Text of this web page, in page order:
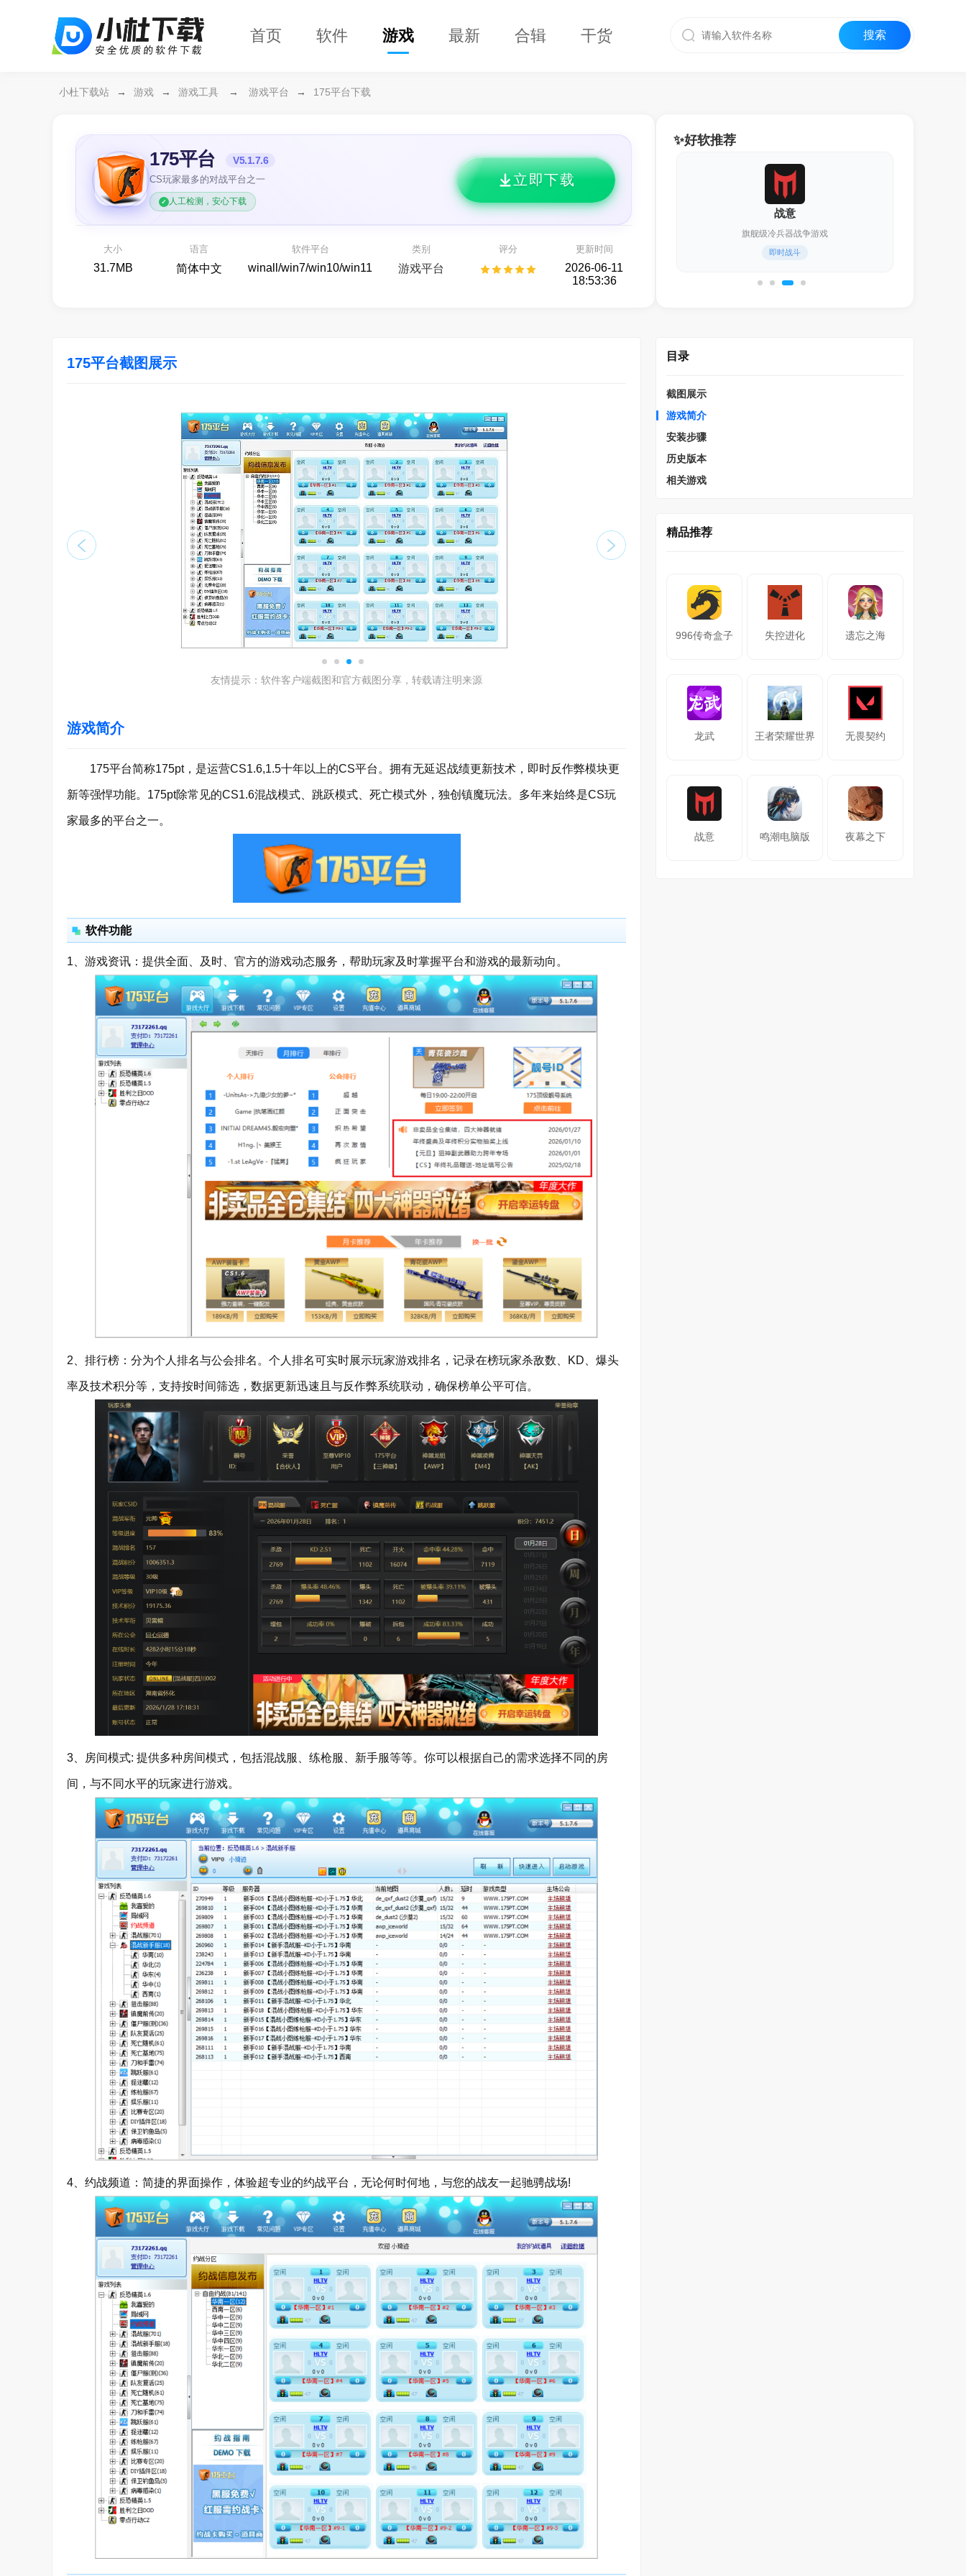
首页 软件 游戏 最新 合辑 干货
小杜下载站 → 游戏 → 游戏工具 → 游戏平台 → 175平台下载
175平台 V5.1.7.6
CS玩家最多的对战平台之一
人工检测，安心下载
立即下载
大小
31.7MB
语言
简体中文
软件平台
winall/win7/win10/win11
类别
游戏平台
评分 更新时间
2026-06-11
18:53:36
✨好软推荐
即时战斗 游戏平台
失控进化
射击游戏
战意
旗舰级冷兵器战争游戏
即时战斗
175平台截图展示
友情提示：软件客户端截图和官方截图分享，转载请注明来源
游戏简介
175平台简称175pt，是运营CS1.6,1.5十年以上的CS平台。拥有无延迟战绩更新技术，即时反作弊模块更
新等强悍功能。175pt除常见的CS1.6混战模式、跳跃模式、死亡模式外，独创镇魔玩法。多年来始终是CS玩
家最多的平台之一。
软件功能
1、游戏资讯：提供全面、及时、官方的游戏动态服务，帮助玩家及时掌握平台和游戏的最新动向。
2、排行榜：分为个人排名与公会排名。个人排名可实时展示玩家游戏排名，记录在榜玩家杀敌数、KD、爆头
率及技术积分等，支持按时间筛选，数据更新迅速且与反作弊系统联动，确保榜单公平可信。
3、房间模式: 提供多种房间模式，包括混战服、练枪服、新手服等等。你可以根据自己的需求选择不同的房
间，与不同水平的玩家进行游戏。
4、约战频道：简捷的界面操作，体验超专业的约战平台，无论何时何地，与您的战友一起驰骋战场!
目录
截图展示
游戏简介
安装步骤
历史版本
相关游戏
精品推荐
996传奇盒子 失控进化 遗忘之海
龙武 王者荣耀世界 无畏契约
战意 鸣潮电脑版 夜幕之下